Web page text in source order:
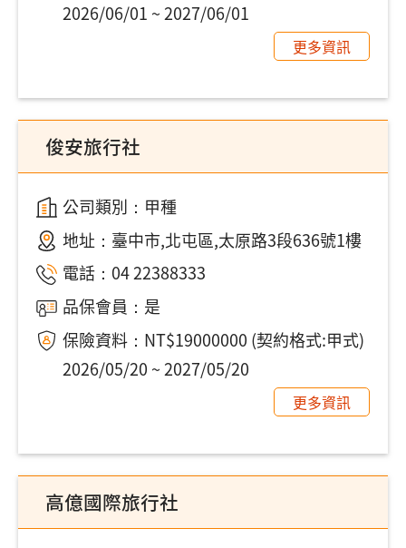
2026/06/01 ~ 2027/06/01
更多資訊
俊安旅行社
公司類別：甲種
地址： 臺中市,北屯區,太原路3段636號1樓
電話： 04 22388333
品保會員：是
保險資料：NT$19000000 (契約格式:甲式)
2026/05/20 ~ 2027/05/20
更多資訊
高億國際旅行社